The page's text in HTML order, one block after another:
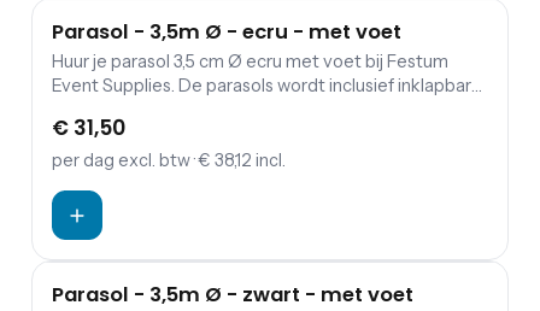
Parasol - 3,5m Ø - ecru - met voet
Huur je parasol 3,5 cm Ø ecru met voet bij Festum
Event Supplies. De parasols wordt inclusief inklapbare
versteviging.
€ 31,50
per dag excl. btw· € 38,12 incl.
Parasol - 3,5m Ø - zwart - met voet